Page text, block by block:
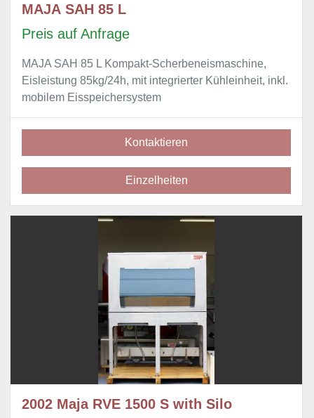
MAJA SAH 85 L
Preis auf Anfrage
MAJA SAH 85 L Kompakt-Scherbeneismaschine,
Eisleistung 85kg/24h, mit integrierter Kühleinheit, inkl.
mobilem Eisspeichersystem
Kontaktieren
Einzelheiten
2002 Maja RVE 1500 S with Silo